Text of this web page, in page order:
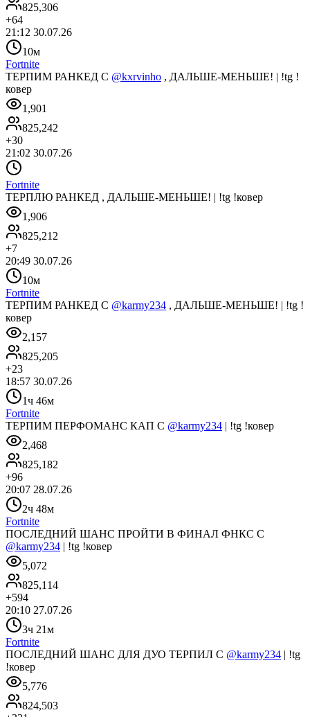
825,306
+64
21:12 30.07.26
10м
Fortnite
ТЕРПИМ РАНКЕД С @kxrvinho , ДАЛЬШЕ-МЕНЬШЕ! | !tg !
ковер
1,901
825,242
+30
21:02 30.07.26
Fortnite
ТЕРПЛЮ РАНКЕД , ДАЛЬШЕ-МЕНЬШЕ! | !tg !ковер
1,906
825,212
+7
20:49 30.07.26
10м
Fortnite
ТЕРПИМ РАНКЕД С @karmy234 , ДАЛЬШЕ-МЕНЬШЕ! | !tg !
ковер
2,157
825,205
+23
18:57 30.07.26
1ч 46м
Fortnite
ТЕРПИМ ПЕРФОМАНС КАП С @karmy234 | !tg !ковер
2,468
825,182
+96
20:07 28.07.26
2ч 48м
Fortnite
ПОСЛЕДНИЙ ШАНС ПРОЙТИ В ФИНАЛ ФНКС С
@karmy234 | !tg !ковер
5,072
825,114
+594
20:10 27.07.26
3ч 21м
Fortnite
ПОСЛЕДНИЙ ШАНС ДЛЯ ДУО ТЕРПИЛ С @karmy234 | !tg
!ковер
5,776
824,503